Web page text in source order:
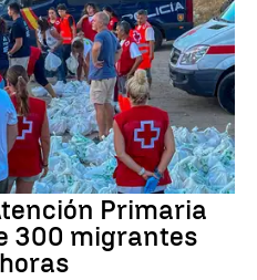
Primaria
300 migrantes